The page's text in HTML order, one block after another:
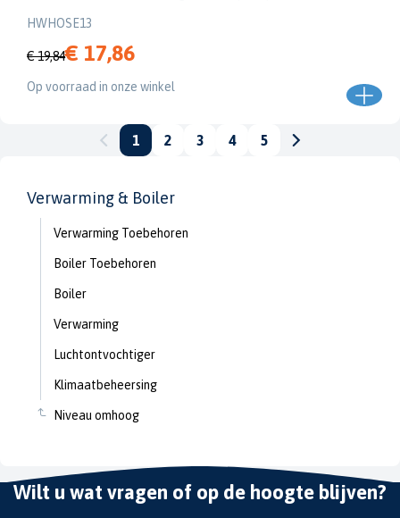
Verwarming & Boiler
Verwarming Toebehoren
Boiler Toebehoren
Boiler
Verwarming
Luchtontvochtiger
Klimaatbeheersing
Niveau omhoog
HWHOSE13
€ 19,84€ 17,86
Op voorraad in onze winkel
1 2 3 4 5
Wilt u wat vragen of op de hoogte blijven?